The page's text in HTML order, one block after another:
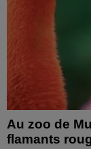
Au zoo de
flamants